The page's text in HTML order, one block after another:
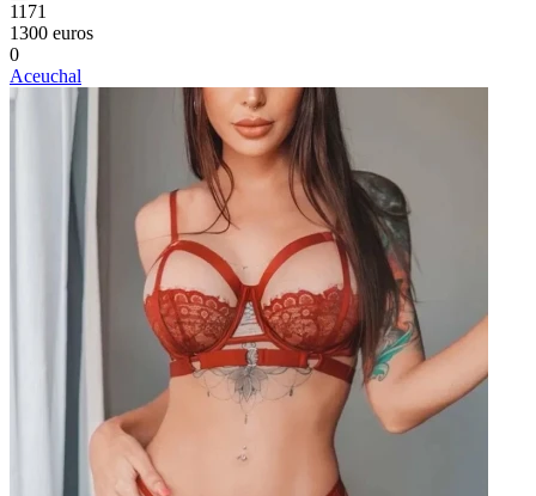
1171
1300 euros
0
Aceuchal